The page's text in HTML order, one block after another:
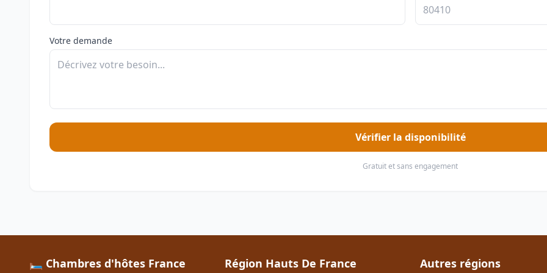
Votre demande
Vérifier la disponibilité
Gratuit et sans engagement
🛏️ Chambres d'hôtes France Région Hauts De France Autres régions